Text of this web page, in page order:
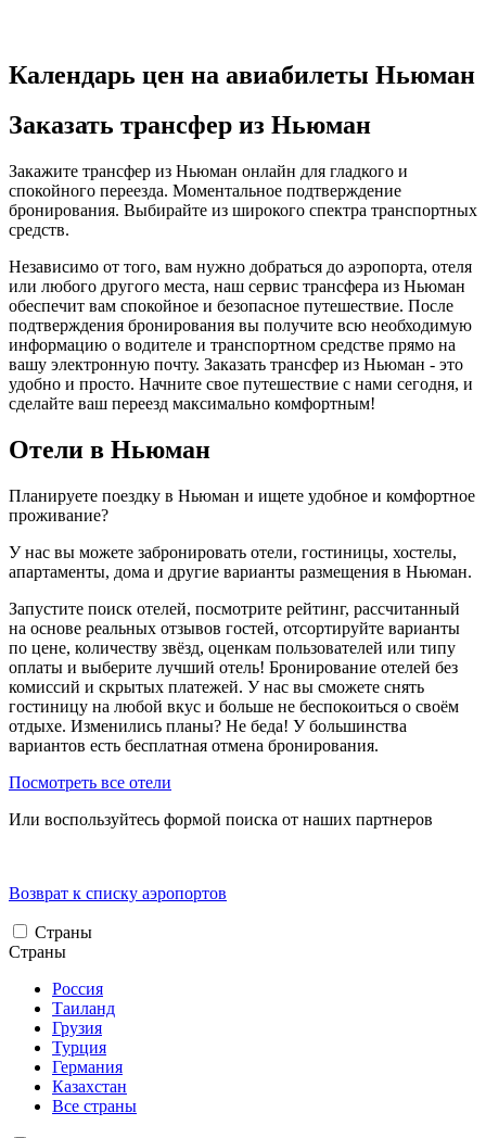
Календарь цен на авиабилеты Ньюман
Заказать трансфер из Ньюман
Закажите трансфер из Ньюман онлайн для гладкого и
спокойного переезда. Моментальное подтверждение
бронирования. Выбирайте из широкого спектра транспортных
средств.
Независимо от того, вам нужно добраться до аэропорта, отеля
или любого другого места, наш сервис трансфера из Ньюман
обеспечит вам спокойное и безопасное путешествие. После
подтверждения бронирования вы получите всю необходимую
информацию о водителе и транспортном средстве прямо на
вашу электронную почту. Заказать трансфер из Ньюман - это
удобно и просто. Начните свое путешествие с нами сегодня, и
сделайте ваш переезд максимально комфортным!
Отели в Ньюман
Планируете поездку в Ньюман и ищете удобное и комфортное
проживание?
У нас вы можете забронировать отели, гостиницы, хостелы,
апартаменты, дома и другие варианты размещения в Ньюман.
Запустите поиск отелей, посмотрите рейтинг, рассчитанный
на основе реальных отзывов гостей, отсортируйте варианты
по цене, количеству звёзд, оценкам пользователей или типу
оплаты и выберите лучший отель! Бронирование отелей без
комиссий и скрытых платежей. У нас вы сможете снять
гостиницу на любой вкус и больше не беспокоиться о своём
отдыхе. Изменились планы? Не беда! У большинства
вариантов есть бесплатная отмена бронирования.
Посмотреть все отели
Или воспользуйтесь формой поиска от наших партнеров
Возврат к списку аэропортов
Страны
Страны
Россия
Таиланд
Грузия
Турция
Германия
Казахстан
Все страны